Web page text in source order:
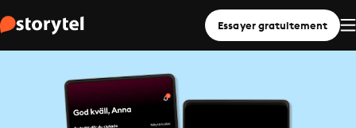
Essayer gratuitement